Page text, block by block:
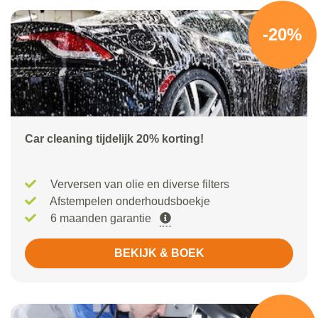
-20%
Car cleaning tijdelijk 20% korting!
Verversen van olie en diverse filters
Afstempelen onderhoudsboekje
6 maanden garantie
BEKIJK & BOEK